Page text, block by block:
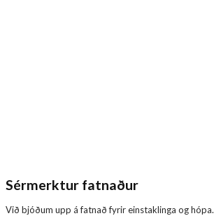
Sérmerktur fatnaður
Við bjóðum upp á fatnað fyrir einstaklinga og hópa.